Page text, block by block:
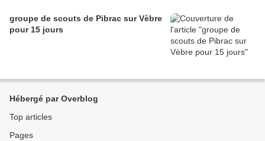
groupe de scouts de Pibrac sur Vèbre
pour 15 jours
Hébergé par Overblog
Top articles
Pages